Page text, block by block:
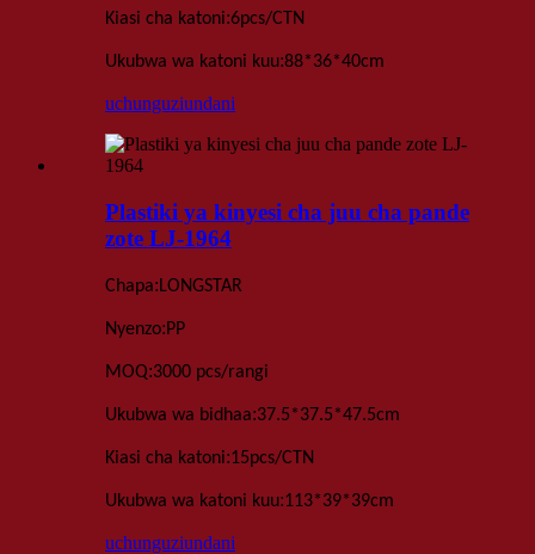
Kiasi cha katoni:6pcs/CTN
Ukubwa wa katoni kuu:88*36*40cm
uchunguziundani
Plastiki ya kinyesi cha juu cha pande
zote LJ-1964
Chapa:LONGSTAR
Nyenzo:PP
MOQ:3000 pcs/rangi
Ukubwa wa bidhaa:37.5*37.5*47.5cm
Kiasi cha katoni:15pcs/CTN
Ukubwa wa katoni kuu:113*39*39cm
uchunguziundani